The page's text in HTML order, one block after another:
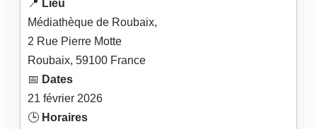
📍 Lieu
Médiathèque de Roubaix,
2 Rue Pierre Motte
Roubaix, 59100 France
📅 Dates
21 février 2026
🕒 Horaires